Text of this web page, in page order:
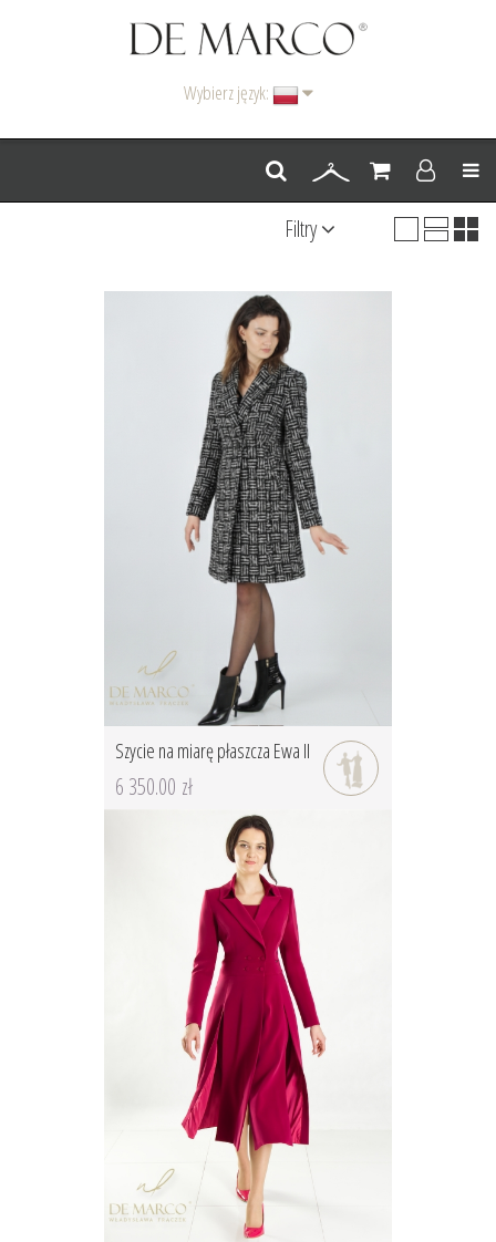
Wybierz język:
Menu
Filtry
Szycie na miarę płaszcza Ewa II
6 350.00 zł